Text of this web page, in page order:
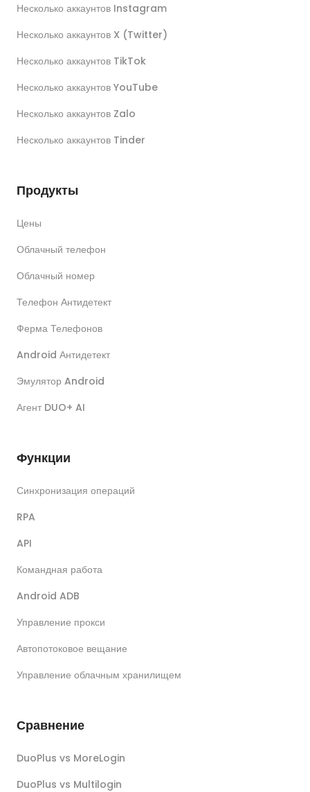
Несколько аккаунтов Instagram
Несколько аккаунтов X (Twitter)
Несколько аккаунтов TikTok
Несколько аккаунтов YouTube
Несколько аккаунтов Zalo
Несколько аккаунтов Tinder
Продукты
Цены
Облачный телефон
Облачный номер
Телефон Антидетект
Ферма Телефонов
Android Антидетект
Эмулятор Android
Агент DUO+ AI
Функции
Синхронизация операций
RPA
API
Командная работа
Android ADB
Управление прокси
Автопотоковое вещание
Управление облачным хранилищем
Сравнение
DuoPlus vs MoreLogin
DuoPlus vs Multilogin